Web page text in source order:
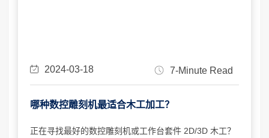
2024-03-18 7-Minute Read
哪种数控雕刻机最适合木工加工？
正在寻找最好的数控雕刻机或工作台套件 2D/3D 木工？